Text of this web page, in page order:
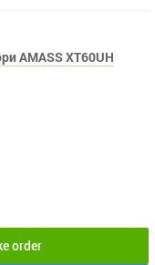
AMASS XT60UH